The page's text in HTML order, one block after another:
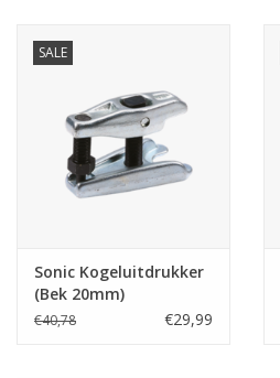
Diagnose & meten
Handgereedschap
Luchtgereedschap
Overige producten
SALE
Sonic Kogeluitdrukker
(Bek 20mm)
€40,78 €29,99